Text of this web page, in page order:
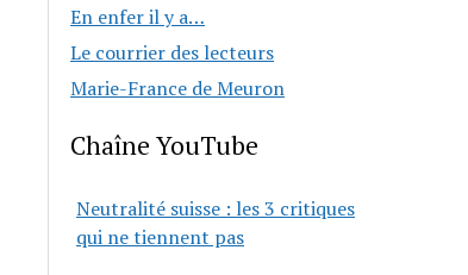
En enfer il y a…
Le courrier des lecteurs
Marie-France de Meuron
Chaîne YouTube
Neutralité suisse : les 3 critiques
qui ne tiennent pas